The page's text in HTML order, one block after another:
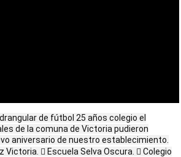
de fútbol 25 años colegio el
de la comuna de Victoria pudieron
aniversario de nuestro establecimiento.
 Escuela Selva Oscura.  Colegio